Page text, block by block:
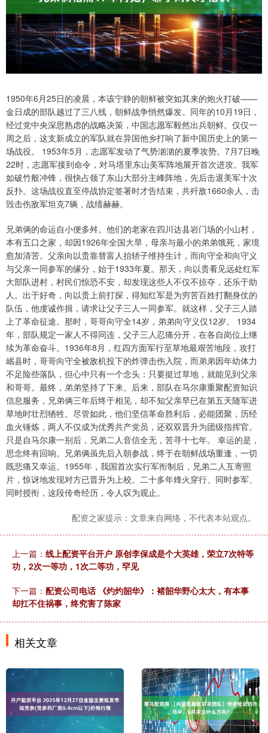
1950年6月25日的凌晨，本该宁静的朝鲜被突如其来的炮火打破——
金日成的部队越过了三八线，朝鲜战争悄然爆发。同年的10月19日，
经过党中央深思熟虑的战略决策，中国志愿军毅然出兵朝鲜。仅仅一
周之后，这支新成立的军队就在异国他乡打响了新中国历史上的第一
场战役。 1953年5月，志愿军发动了气势汹汹的夏季攻势。7月7日晚
22时，志愿军接到命令，对马塔里东山美军阵地展开首次进攻。我军
如破竹般冲锋，很快占领了东山大部分主峰阵地，先后击退美军十次
反扑。这场战役直至停战协定签署时才告结束，共歼敌1660余人，击
毁击伤敌军坦克7辆，战绩赫赫。
兄弟俩的命运自小便多舛。他们的老家在四川达县岩门场的小山村，
本有五口之家，却因1926年全国大旱，母亲与最小的弟弟饿死，家境
愈加清苦。父亲向以贵靠替富人抬轿子维持生计，而向守全和向守义
与父亲一同参军的缘分，始于1933年夏。那天，向以贵看见远处红军
大部队进村，村民们惊恐不安，却发现这些人不仅不掠夺，还乐于助
人。出于好奇，向以贵上前打探，得知红军是为穷苦百姓打翻身仗的
队伍，他虔诚作揖，请求让父子三人一同参军。就这样，父子三人踏
上了革命征途。那时，哥哥向守全14岁，弟弟向守义仅12岁。 1934
年，部队规定一家人不得同连，父子三人忍痛分开，在各自岗位上继
续为革命奋斗。1936年8月，红四方面军行至草地最艰苦地段，攻打
岷县时，哥哥向守全被敌机投下的炸弹击伤入院，而弟弟因年幼体力
不足险些落队，但心中只有一个念头：只要挺过草地，就能见到父亲
和哥哥。最终，弟弟坚持了下来。后来，部队在马尔康重聚配资知识
信息服务，兄弟俩三年后终于相见，却不知父亲早已在第五天随军进
草地时壮烈牺牲。尽管如此，他们坚信革命胜利后，必能团聚，历经
血火锤炼，两人不仅成为优秀共产党员，还双双晋升为团级指挥官。
只是自马尔康一别后，兄弟二人音信全无，苦寻十七年。 幸运的是，
思念终有回响。兄弟俩虽先后入朝参战，终于在朝鲜战场重逢，一切
既悲痛又幸运。1955年，我国首次实行军衔制后，兄弟二人互寄照
片，惊讶地发现对方已晋升为上校。二十多年烽火穿行、同时参军、
同时授衔，这段传奇经历，令人叹为观止。
配资之家提示：文章来自网络，不代表本站观点。
上一篇： 线上配资平台开户 原创李保成是个大英雄，荣立7次特等
功，2次一等功，1次二等功，罕见
下一篇： 配资公司电话 《灼灼韶华》：褚韶华野心太大，有本事
却扛不住祸事，终究害了陈家
相关文章